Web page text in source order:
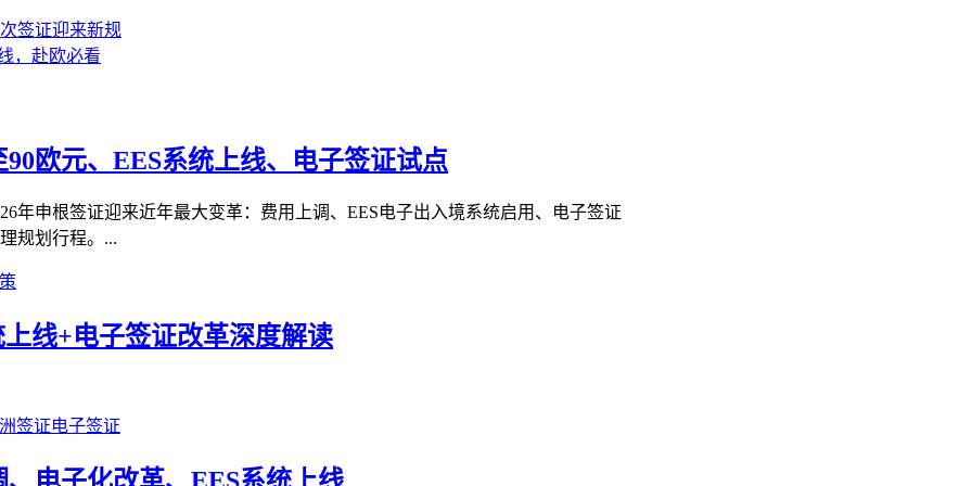
签证迎来新规
，赴欧必看
欧元、EES系统上线、电子签证试点
年申根签证迎来近年最大变革：费用上调、EES电子出入境系统启用、电子签证
规划行程。...
线+电子签证改革深度解读
签证电子签证